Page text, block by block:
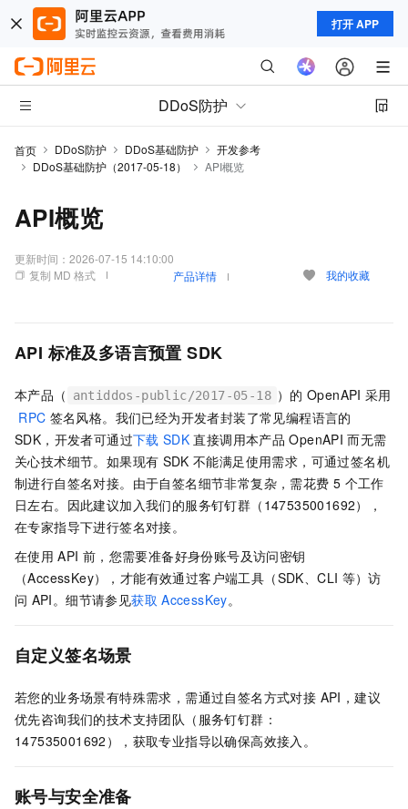
打开 APP
DDoS防护
首页 DDoS防护 DDoS基础防护
开发参考
DDoS基础防护（2017-05-18）
API概览
API概览
更新时间： 2026-07-15 14:10:00
复制 MD 格式
产品详情 我的收藏
API 标准及多语言预置 SDK
本产品（ antiddos-public/2017-05-18 ）的 OpenAPI 采用
RPC 签名风格。我们已经为开发者封装了常见编程语言的
SDK，开发者可通过下载 SDK 直接调用本产品 OpenAPI 而无需
关心技术细节。如果现有 SDK 不能满足使用需求，可通过签名机
制进行自签名对接。由于自签名细节非常复杂，需花费 5 个工作
日左右。因此建议加入我们的服务钉钉群（147535001692），
在专家指导下进行签名对接。
在使用 API 前，您需要准备好身份账号及访问密钥
（AccessKey），才能有效通过客户端工具（SDK、CLI 等）访
问 API。细节请参见获取 AccessKey。
自定义签名场景
若您的业务场景有特殊需求，需通过自签名方式对接 API，建议
优先咨询我们的技术支持团队（服务钉钉群：
147535001692），获取专业指导以确保高效接入。
账号与安全准备